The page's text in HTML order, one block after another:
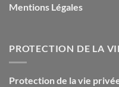
Mentions Légales
PROTECTION DE LA
Protection de la vie